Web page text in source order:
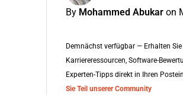
By Mohammed Abukar on
Demnächst verfügbar — Erhalten Sie
Karriereressourcen, Software-
Experten-Tipps direkt in Ihren
Sie Teil unserer Community